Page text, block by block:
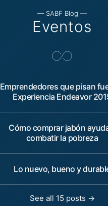
— SABF Blog —
Eventos
Emprendedores que pisan
Experiencia Endeavor
Cómo comprar jabón
combatir la pobreza
Lo nuevo, bueno y
See all 15 posts →